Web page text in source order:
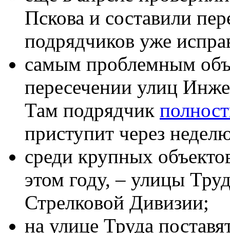
Пскова и составили
подрядчиков уже
самым проблемным
пересечении улиц
Там подрядчик
приступит через
среди крупных
этом году, – улицы
Стрелковой Дивизии;
на улице Труда